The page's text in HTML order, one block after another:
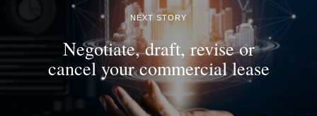
NEXT STORY
Negotiate, draft, revise or
cancel your commercial lease